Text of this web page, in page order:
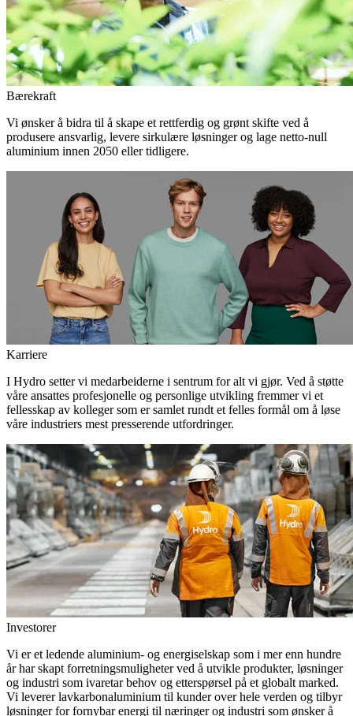
Bærekraft
Vi ønsker å bidra til å skape et rettferdig og grønt skifte ved å
produsere ansvarlig, levere sirkulære løsninger og lage netto-null
aluminium innen 2050 eller tidligere.
Karriere
I Hydro setter vi medarbeiderne i sentrum for alt vi gjør. Ved å støtte
våre ansattes profesjonelle og personlige utvikling fremmer vi et
fellesskap av kolleger som er samlet rundt et felles formål om å løse
våre industriers mest presserende utfordringer.
Investorer
Vi er et ledende aluminium- og energiselskap som i mer enn hundre
år har skapt forretningsmuligheter ved å utvikle produkter, løsninger
og industri som ivaretar behov og etterspørsel på et globalt marked.
Vi leverer lavkarbonaluminium til kunder over hele verden og tilbyr
løsninger for fornybar energi til næringer og industri som ønsker å